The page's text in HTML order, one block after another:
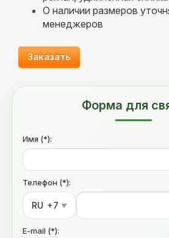
О наличии размеров
менеджеров
Заказать
Форма для
Имя (*):
Телефон (*):
RU +7 ▼
E-mail (*):